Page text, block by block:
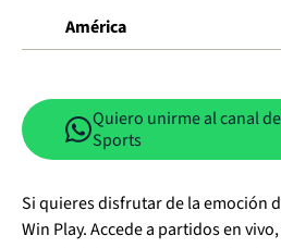
América
Quiero unirme al canal
Sports
Si quieres disfrutar de la emoción
Win Play. Accede a partidos en